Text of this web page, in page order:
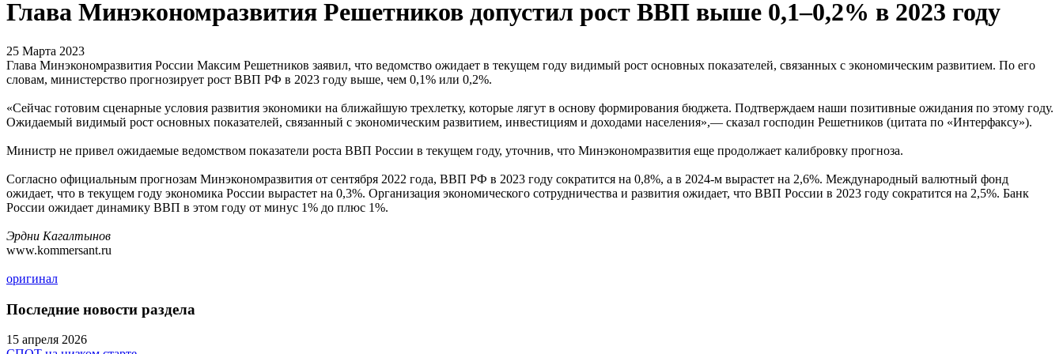
Глава Минэкономразвития Решетников допустил рост ВВП выше 0,1–0,2% в 2023 году
25 Марта 2023
Глава Минэкономразвития России Максим Решетников заявил, что ведомство ожидает в текущем году видимый рост основных показателей, связанных с экономическим развитием. По его
словам, министерство прогнозирует рост ВВП РФ в 2023 году выше, чем 0,1% или 0,2%.
«Сейчас готовим сценарные условия развития экономики на ближайшую трехлетку, которые лягут в основу формирования бюджета. Подтверждаем наши позитивные ожидания по этому году.
Ожидаемый видимый рост основных показателей, связанный с экономическим развитием, инвестициям и доходами населения»,— сказал господин Решетников (цитата по «Интерфаксу»).
Министр не привел ожидаемые ведомством показатели роста ВВП России в текущем году, уточнив, что Минэкономразвития еще продолжает калибровку прогноза.
Согласно официальным прогнозам Минэкономразвития от сентября 2022 года, ВВП РФ в 2023 году сократится на 0,8%, а в 2024-м вырастет на 2,6%. Международный валютный фонд
ожидает, что в текущем году экономика России вырастет на 0,3%. Организация экономического сотрудничества и развития ожидает, что ВВП России в 2023 году сократится на 2,5%. Банк
России ожидает динамику ВВП в этом году от минус 1% до плюс 1%.
Эрдни Кагалтынов
www.kommersant.ru
оригинал
Последние новости раздела
15 апреля 2026